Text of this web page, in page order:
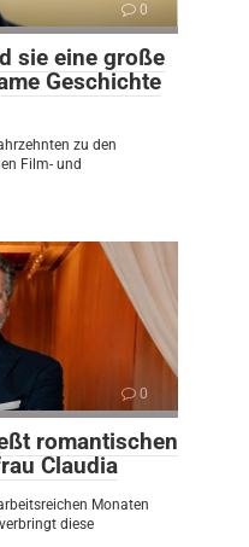
0
sie eine große
Geschichte
zu den
Film- und
0
romantischen
Claudia
Monaten
diese